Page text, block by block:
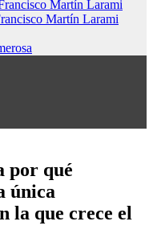
Martín Larami
Martín Larami
por qué
única
la que crece el